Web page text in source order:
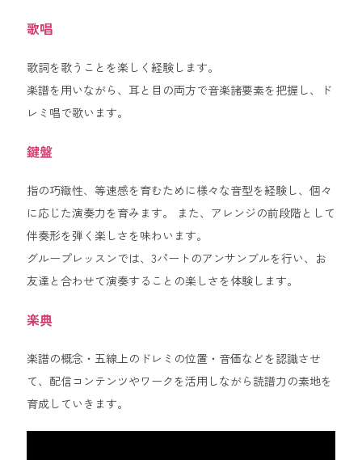
歌唱
歌詞を歌うことを楽しく経験します。
楽譜を用いながら、耳と目の両方で音楽諸要素を把握し、ド
レミ唱で歌います。
鍵盤
指の巧緻性、等速感を育むために様々な音型を経験し、個々
に応じた演奏力を育みます。 また、アレンジの前段階として
伴奏形を弾く楽しさを味わいます。
グループレッスンでは、3パートのアンサンブルを行い、お
友達と合わせて演奏することの楽しさを体験します。
楽典
楽譜の概念・五線上のドレミの位置・音価などを認識させ
て、配信コンテンツやワークを活用しながら読譜力の素地を
育成していきます。